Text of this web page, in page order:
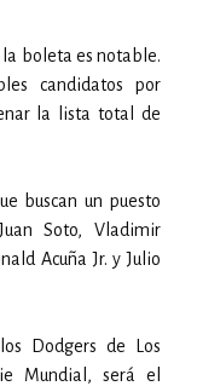
boleta es notable.
candidatos por
la lista total de
buscan un puesto
Soto, Vladimir
Acuña Jr. y Julio
Dodgers de Los
Mundial, será el